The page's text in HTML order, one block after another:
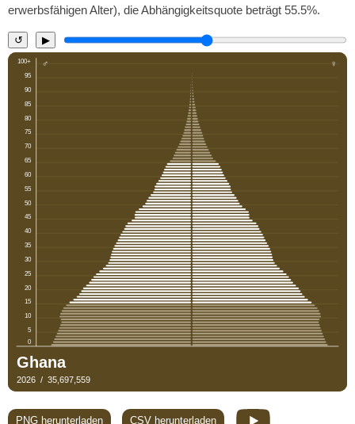
erwerbsfähigen Alter), die Abhängigkeitsquote beträgt 55.5%.
↺ ▶
PNG herunterladen CSV herunterladen